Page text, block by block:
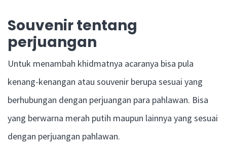
Souvenir tentang
perjuangan
Untuk menambah khidmatnya acaranya bisa pula
kenang-kenangan atau souvenir berupa sesuai yang
berhubungan dengan perjuangan para pahlawan. Bisa
yang berwarna merah putih maupun lainnya yang sesuai
dengan perjuangan pahlawan.